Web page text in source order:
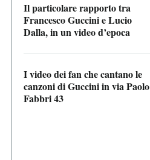
Il particolare rapporto tra
Francesco Guccini e Lucio
Dalla, in un video d’epoca
I video dei fan che cantano le
canzoni di Guccini in via Paolo
Fabbri 43